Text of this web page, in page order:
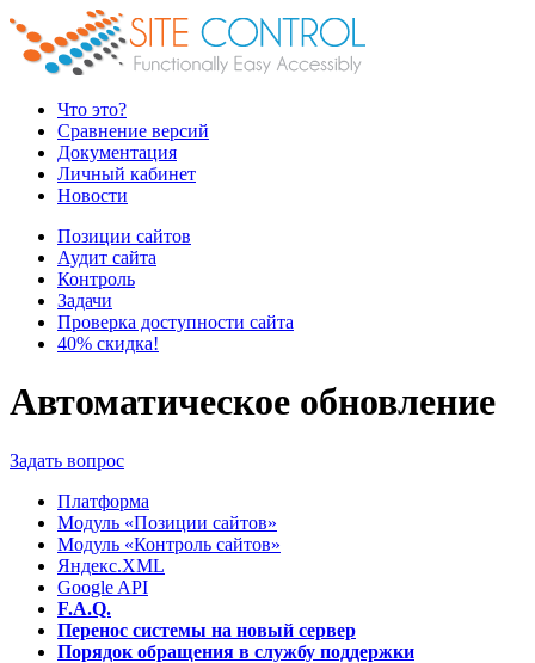
Что это?
Сравнение версий
Документация
Личный кабинет
Новости
Позиции сайтов
Аудит сайта
Контроль
Задачи
Проверка доступности сайта
40% скидка!
Автоматическое обновление
Задать вопрос
Платформа
Модуль «Позиции сайтов»
Модуль «Контроль сайтов»
Яндекс.XML
Google API
F.A.Q.
Перенос системы на новый сервер
Порядок обращения в службу поддержки